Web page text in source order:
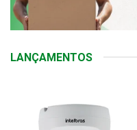
LANÇAMENTOS